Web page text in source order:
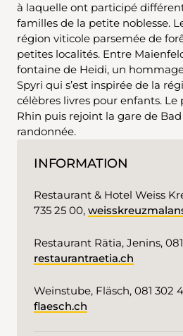
à laquelle ont participé
familles de la petite noblesse. Le chemin traverse la
région viticole parsemée de
petites localités. Entre
fontaine de Heidi, un
Spyri qui s’est inspirée de la
célèbres livres pour enfants. Le parcours franchit le
Rhin puis rejoint la gare de
randonnée.
INFORMATION
Restaurant & Hotel Weiss
735 25 00,
Restaurant Rätia, Jenins,
restaurantraetia.ch
Weinstube, Fläsch, 081 302
flaesch.ch